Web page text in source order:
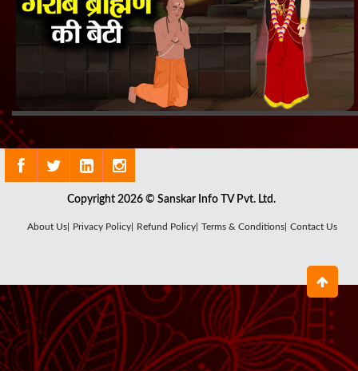
Copyright 2026 © Sanskar Info TV Pvt. Ltd.
About Us| Privacy Policy| Refund Policy| Terms & Conditions| Contact Us